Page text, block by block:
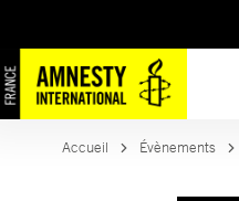
Accueil Évènements